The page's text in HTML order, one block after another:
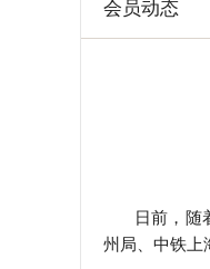
会员动态
日前，随
州局、中铁上